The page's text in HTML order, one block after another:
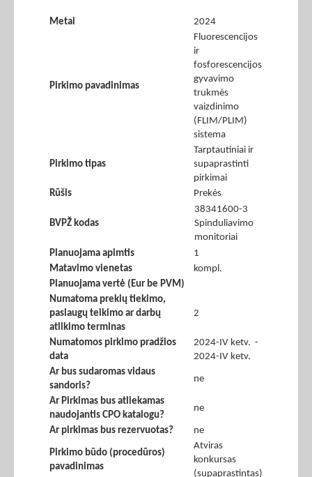
Metai 2024
Pirkimo pavadinimas
Fluorescencijos
ir
fosforescencijos
gyvavimo
trukmės
vaizdinimo
(FLIM/PLIM)
sistema
Pirkimo tipas
Tarptautiniai ir
supaprastinti
pirkimai
Rūšis
Prekės
BVPŽ kodas
38341600-3
Spinduliavimo
monitoriai
Planuojama apimtis
1
Matavimo vienetas
kompl.
Planuojama vertė (Eur be PVM)
Numatoma prekių tiekimo,
paslaugų teikimo ar darbų
atlikimo terminas
2
Numatomos pirkimo pradžios
data
2024-IV ketv. -
2024-IV ketv.
Ar bus sudaromas vidaus
sandoris?
ne
Ar Pirkimas bus atliekamas
naudojantis CPO katalogu?
ne
Ar pirkimas bus rezervuotas? ne
Pirkimo būdo (procedūros)
pavadinimas
Atviras
konkursas
(supaprastintas)